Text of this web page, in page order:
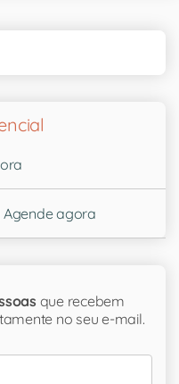
Agende agora
que recebem
no seu e-mail.